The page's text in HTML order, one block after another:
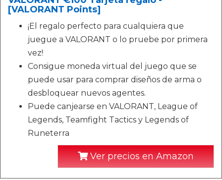
[VALORANT Points]
¡El regalo perfecto para cualquiera que
juegue a VALORANT o lo pruebe por primera
vez!
Consigue moneda virtual del juego que se
puede usar para comprar diseños de arma o
desbloquear nuevos agentes.
Puede canjearse en VALORANT, League of
Legends, Teamfight Tactics y Legends of
Runeterra
Ver precios en Amazon